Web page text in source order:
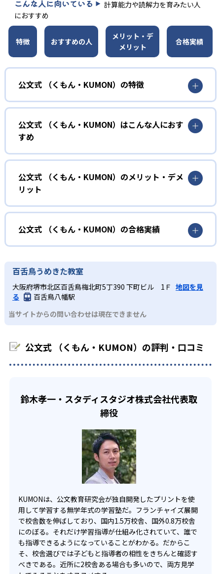
こんな人に向いている
計算能力や読解力を育みたい人
におすすめ
特徴 おすすめの人
メリット・デ
メリット
合格実績
公文式 （くもん・KUMON）の特徴
01
無学年式の学力別学習
KUMONでは、年齢や学年にとらわれずに、一人ひとりの学
力に応じたレベルから学習を始めている。
確実に100点が取れるレベルから少しずつ難易度を上げてい
しさを経験できる。
ルステップで進んでいけるよう工夫されている。このスタ
イルは子どもの学習意欲をかき立てるため、教えてもらう
という受け身の姿勢ではなく、自ら進んで学ぶ姿勢を身に
つけられるだろう。
また、自学学習スタイルで学ぶ子どもたちは、自らの学習
課題に気がつくようになる。学年を超えた範囲も学習でき
るため、早い時期から高校教材に進む生徒もいる。
03 フレキシブルな受講スタイル
でも週2回受講できる。そのため、部活や他の習い事で忙し
公文式 （くもん・KUMON）はこんな人におす
すめ
幼児
小学校に入る準備をしたい幼児向け
KUMONでは細かいステップに分かれた教材で、わかる楽し
さを経験しながら無理なく力を高めていける。
性格や学習への取り組み姿勢に合わせて内容も調整するた
め、小学校に入ってもつまずきにくい学力を身につけられ
るだろう。
中学に向けて苦手教科を克服したい子ども向け
KUMONでは経験豊富な先生が、子どものやる気を引き出せ
るよう適切なヒントを与えたり、声かけをしたりしてい
少しずつ苦手意識を克服できるだろう。
部活や習い事と両立したい生徒向け
KUMONでは、一人ひとりの学習状況やスケジュールに合わ
宿題の量や進め方に関しては、いつでも気軽に相談可能
だ。
公文式 （くもん・KUMON）のメリット・デメ
リット
どんなメリットがある？
KUMONでは自学自習スタイルで勉強するため、集中力や目
標に向かって頑張りやり抜く力を育むことができる。ま
た、年齢や学年にとらわれずに自分の学力に相応したレベ
ルから学習できるため、難しすぎてやる気を損ねたり、簡
単すぎて退屈することもない。
どんなデメリットがある？
KUMONでは、中高生のクラスでも数学・英語・国語の3教
科に限られるため、その他の教科に関しては他塾を検討す
る必要があるだろう。
公文式 （くもん・KUMON）の合格実績
KUMONは、公式サイトでは合格実績は公開していない。志
わせたい。
百舌鳥うめきた教室
大阪府堺市北区百舌鳥梅北町5丁390 下町ビル 1Ｆ 地図を見
る
百舌鳥八幡駅
当サイトからの問い合わせは現在できません
公文式 （くもん・KUMON）の評判・口コミ
鈴木孝一・スタディスタジオ株式会社代表取
締役
KUMONは、公文教育研究会が独自開発したプリントを使
用して学習する無学年式の学習塾だ。フランチャイズ展開
で校舎数を伸ばしており、国内1.5万校舎、国外0.8万校舎
にのぼる。それだけ学習指導が仕組み化されていて、誰で
も指導できるようになっていることがわかる。だからこ
そ、校舎選びでは子どもと指導者の相性をきちんと確認す
べきである。近所に2校舎ある場合も多いので、両方見学